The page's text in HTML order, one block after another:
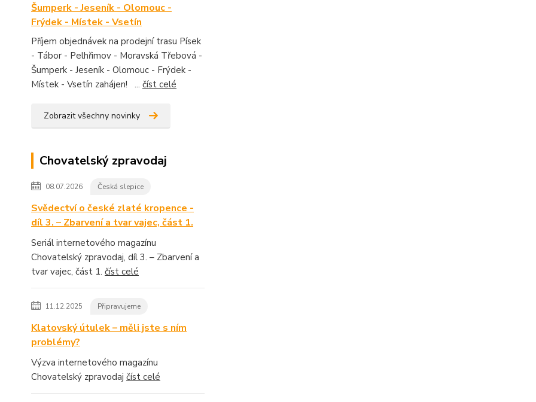
Šumperk - Jeseník - Olomouc -
Frýdek - Místek - Vsetín
Příjem objednávek na prodejní trasu Písek
- Tábor - Pelhřimov - Moravská Třebová -
Šumperk - Jeseník - Olomouc - Frýdek -
Místek - Vsetín zahájen! ... číst celé
Zobrazit všechny novinky
Chovatelský zpravodaj
08.07.2026 Česká slepice
Svědectví o české zlaté kropence -
díl 3. – Zbarvení a tvar vajec, část 1.
Seriál internetového magazínu
Chovatelský zpravodaj, díl 3. – Zbarvení a
tvar vajec, část 1. číst celé
11.12.2025 Připravujeme
Klatovský útulek – měli jste s ním
problémy?
Výzva internetového magazínu
Chovatelský zpravodaj číst celé